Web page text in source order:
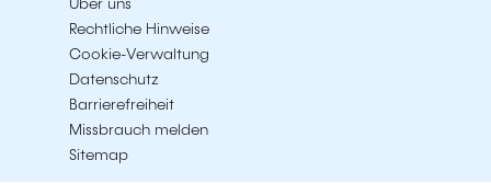
Über uns
Rechtliche Hinweise
Cookie-Verwaltung
Datenschutz
Barrierefreiheit
Missbrauch melden
Sitemap